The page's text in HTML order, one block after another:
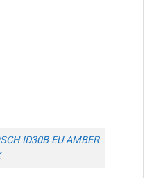
ID30B EU AMBER